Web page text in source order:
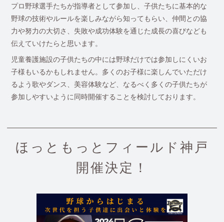
プロ野球選手たちが指導者として参加し、子供たちに基本的な
野球の技術やルールを楽しみながら知ってもらい、仲間との協
力や努力の大切さ、失敗や成功体験を通じた成長の喜びなども
伝えていけたらと思います。
児童養護施設の子供たちの中には野球だけでは参加しにくいお
子様もいるかもしれません。多くのお子様に楽しんでいただけ
るよう歌やダンス、美容体験など、なるべく多くの子供たちが
参加しやすいように同時開催することを検討しております。
ほっともっとフィールド神戸
開催決定！